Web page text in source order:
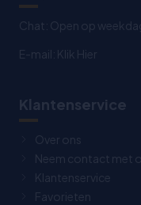
Chat: Open op
E-mail: Klik Hier
Klantenservice
Over ons
Neem contact met
Klantenservice
Favorieten